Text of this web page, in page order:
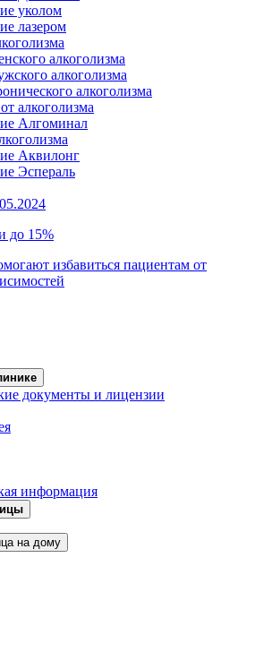
уколом
лазером
алкоголизма
алкоголизма
алкоголизма
алкоголизма
Алгоминал
Аквилонг
Эспераль
до 15%
избавиться пациентам от
документы и лицензии
информация
на дому